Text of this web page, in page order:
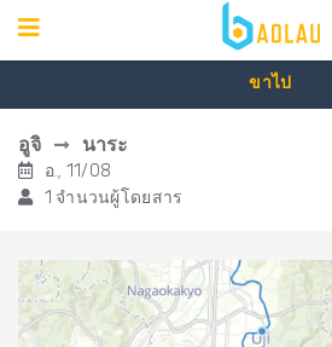
ขาไป
อูจิ นาระ
อ., 11/08
1 จำนวนผู้โดยสาร